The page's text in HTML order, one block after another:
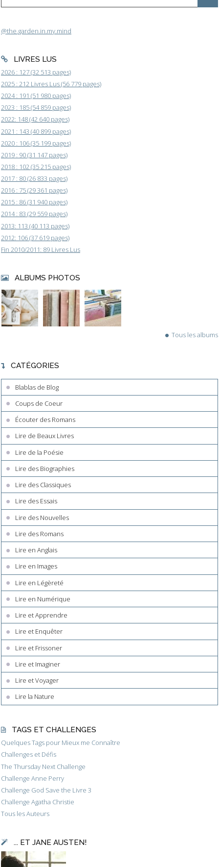
@the.garden.in.my.mind
LIVRES LUS
2026 : 127 (32 513 pages)
2025 : 212 Livres Lus (56 779 pages)
2024 : 191 (51 980 pages)
2023 : 185 (54 859 pages)
2022: 148 (42 640 pages)
2021 : 143 (40 899 pages)
2020 : 106 (35 199 pages)
2019 : 90 (31 147 pages)
2018 : 102 (35 215 pages)
2017 : 80 (26 833 pages)
2016 : 75 (29 361 pages)
2015 : 86 (31 940 pages)
2014 : 83 (29 559 pages)
2013: 113 (40 113 pages)
2012: 106 (37 619 pages)
Fin 2010/2011: 89 Livres Lus
ALBUMS PHOTOS
Tous les albums
CATÉGORIES
Blablas de Blog
Coups de Coeur
Écouter des Romans
Lire de Beaux Livres
Lire de la Poésie
Lire des Biographies
Lire des Classiques
Lire des Essais
Lire des Nouvelles
Lire des Romans
Lire en Anglais
Lire en Images
Lire en Légèreté
Lire en Numérique
Lire et Apprendre
Lire et Enquêter
Lire et Frissoner
Lire et Imaginer
Lire et Voyager
Lire la Nature
TAGS ET CHALLENGES
Quelques Tags pour Mieux me Connaître
Challenges et Défis
The Thursday Next Challenge
Challenge Anne Perry
Challenge God Save the Livre 3
Challenge Agatha Christie
Tous les Auteurs
... ET JANE AUSTEN!